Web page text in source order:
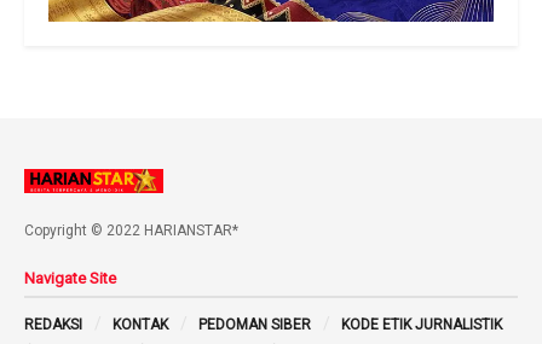
Copyright © 2022 HARIANSTAR*
Navigate Site
REDAKSI KONTAK PEDOMAN SIBER
KODE ETIK JURNALISTIK